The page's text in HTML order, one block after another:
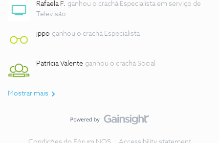
Rafaela F. ganhou o crachá Especialista em serviço de
Televisão
jppo ganhou o crachá Especialista
Patrícia Valente ganhou o crachá Social
Mostrar mais